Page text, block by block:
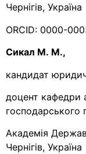
Чернігів, Україна
ORCID: 0000-
Сикал М. М.,
кандидат
доцент кафедри
господарського
Академія
Чернігів, Україна